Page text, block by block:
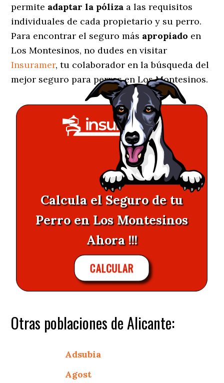
permite adaptar la póliza a las requisitos
individuales de cada propietario y su perro.
Para encontrar el seguro más apropiado en
Los Montesinos, no dudes en visitar
Insuramer, tu colaborador en la búsqueda del
mejor seguro para perros en Los Montesinos.
Calcula el Seguro de tu
Perro en Los Montesinos
Ahora !!!
CALCULAR
Otras poblaciones de Alicante:
Adsubia
Agost